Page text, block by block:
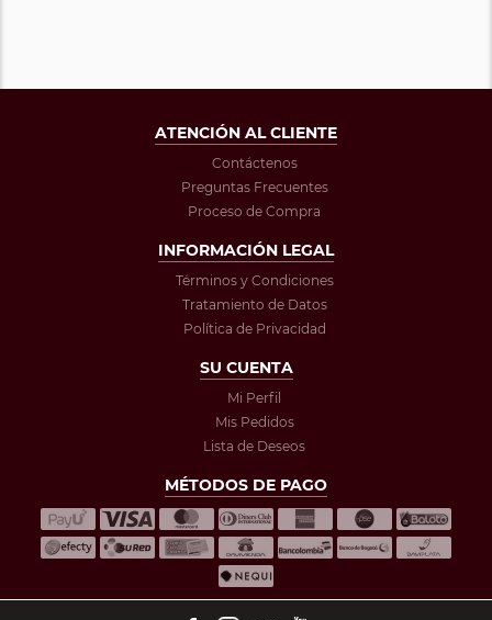
ATENCIÓN AL CLIENTE
Contáctenos
Preguntas Frecuentes
Proceso de Compra
INFORMACIÓN LEGAL
Términos y Condiciones
Tratamiento de Datos
Política de Privacidad
SU CUENTA
Mi Perfil
Mis Pedidos
Lista de Deseos
MÉTODOS DE PAGO